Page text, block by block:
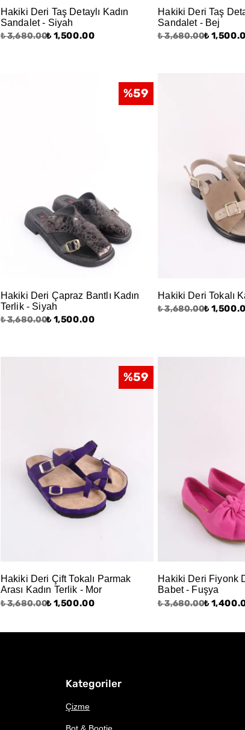
Hakiki Deri Taş Detaylı Kadın
Sandalet - Siyah
₺ 3,680.00₺ 1,500.00
Hakiki Deri Taş
Sandalet - Bej
₺ 3,680.00₺
Hakiki Deri Çapraz Bantlı Kadın
Terlik - Siyah
₺ 3,680.00₺ 1,500.00
%59
Hakiki Deri Tokalı
₺ 3,680.00₺
Hakiki Deri Çift Tokalı Parmak
Arası Kadın Terlik - Mor
₺ 3,680.00₺ 1,500.00
%59
Hakiki Deri Fiyonk
Babet - Fuşya
₺ 3,680.00₺
Kategoriler
Çizme